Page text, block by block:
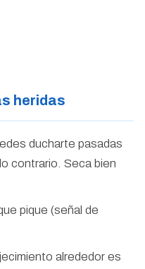
heridas
ducharte pasadas
contrario. Seca bien
pique (señal de
alrededor es